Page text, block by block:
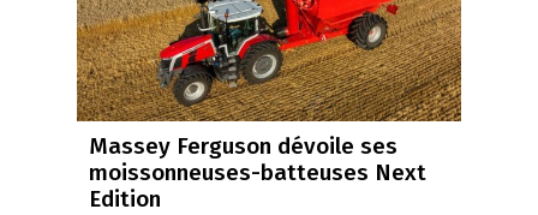
Massey Ferguson dévoile ses
moissonneuses-batteuses Next
Edition